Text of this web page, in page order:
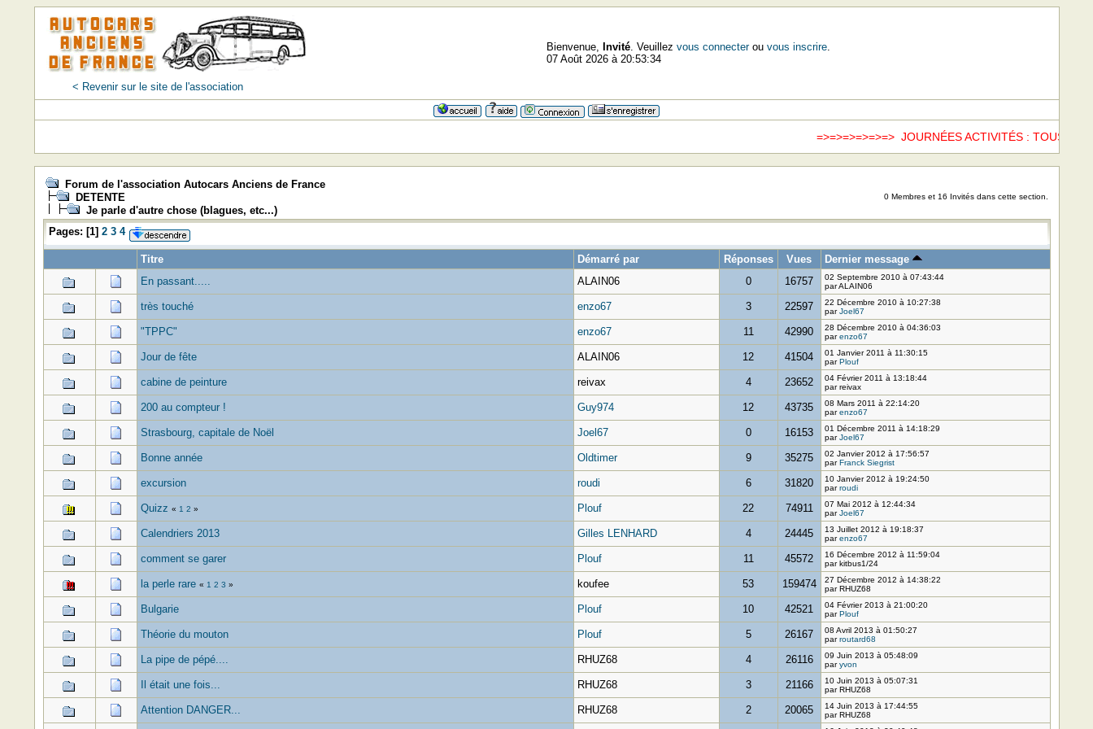
< Revenir sur le site de l'association
Bienvenue, Invité. Veuillez vous connecterou vous inscrire.
07 Août 2026 à 20:53:34
=>=>=>=>=>=> JOURNÉES ACTIVITÉS : TOUS LES
Forum de l'association Autocars Anciens de France
DETENTE
Je parle d'autre chose (blagues, etc...)
0 Membres et 16 Invités dans cette section.
Pages: [1] 2 3 4
Titre Démarré par Réponses Vues
Dernier message
En passant.....
ALAIN06 0 16757
02 Septembre 2010 à 07:43:44
par ALAIN06
très touché enzo67 3 22597
22 Décembre 2010 à 10:27:38
parJoel67
"TPPC" enzo67 11 42990
28 Décembre 2010 à 04:36:03
parenzo67
Jour de fête ALAIN06 12 41504
01 Janvier 2011 à 11:30:15
parPlouf
cabine de peinture reivax 4 23652
04 Février 2011 à 13:18:44
par reivax
200 au compteur ! Guy974 12 43735
08 Mars 2011 à 22:14:20
parenzo67
Strasbourg, capitale de Noël Joel67 0 16153
01 Décembre 2011 à 14:18:29
parJoel67
Bonne année Oldtimer 9 35275
02 Janvier 2012 à 17:56:57
parFranck Siegrist
excursion roudi 6 31820
10 Janvier 2012 à 19:24:50
parroudi
Quizz « 1 2 » Plouf 22 74911
07 Mai 2012 à 12:44:34
parJoel67
Calendriers 2013 Gilles LENHARD 4 24445
13 Juillet 2012 à 19:18:37
parenzo67
comment se garer Plouf 11 45572
16 Décembre 2012 à 11:59:04
par kitbus1/24
la perle rare « 1 2 3 » koufee 53 159474
27 Décembre 2012 à 14:38:22
par RHUZ68
Bulgarie Plouf 10 42521
04 Février 2013 à 21:00:20
parPlouf
Théorie du mouton Plouf 5 26167
08 Avril 2013 à 01:50:27
parroutard68
La pipe de pépé.... RHUZ68 4 26116
09 Juin 2013 à 05:48:09
paryvon
Il était une fois... RHUZ68 3 21166
10 Juin 2013 à 05:07:31
par RHUZ68
Attention DANGER... RHUZ68 2 20065
14 Juin 2013 à 17:44:55
par RHUZ68